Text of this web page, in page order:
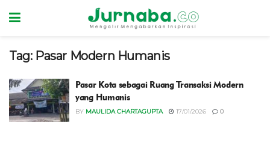
Tag: Pasar Modern Humanis
Pasar Kota sebagai Ruang Transaksi Modern
yang Humanis
BY MAULIDA CHARTAGUPTA 17/01/2026 0